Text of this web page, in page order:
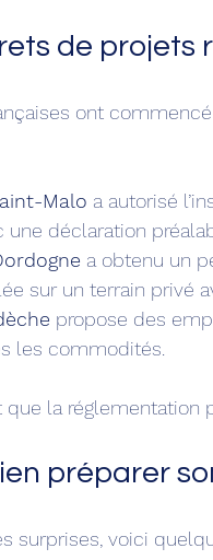
de projets
ont
Malo a autorisé
une déclaration
a obtenu un
sur un terrain privé
propose des
les commodités.
la réglementation
préparer
surprises, voici